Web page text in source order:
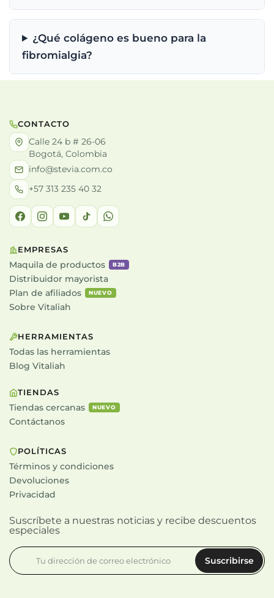
¿Qué colágeno es bueno para la
fibromialgia?
CONTACTO
Calle 24 b # 26-06
Bogotá, Colombia
info@stevia.com.co
+57 313 235 40 32
EMPRESAS
Maquila de productos
B2B
Distribuidor mayorista
Plan de afiliados
NUEVO
Sobre Vitaliah
HERRAMIENTAS
Todas las herramientas
Blog Vitaliah
TIENDAS
Tiendas cercanas
NUEVO
Contáctanos
POLÍTICAS
Términos y condiciones
Devoluciones
Privacidad
Suscríbete a nuestras noticias y recibe descuentos
especiales
Suscribirse